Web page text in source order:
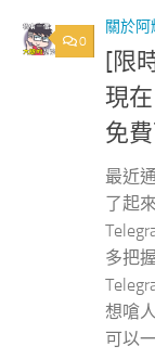
0
關於阿
[限
現
免
最近
了起
多把
想嗆
可以